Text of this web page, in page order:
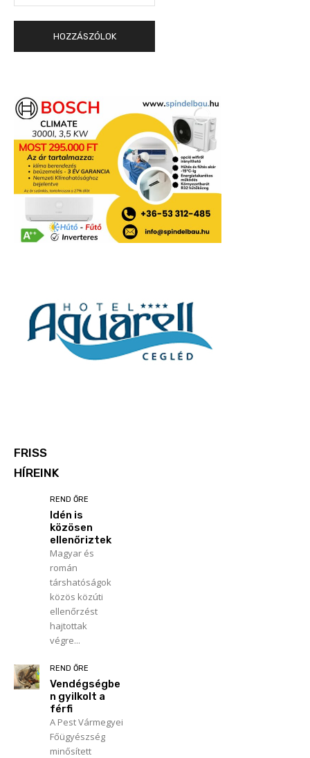
FRISS
HÍREINK
REND ŐRE
Idén is
közösen
ellenőriztek
Magyar és
román
társhatóságok
közös közúti
ellenőrzést
hajtottak
végre...
REND ŐRE
Vendégségbe
n gyilkolt a
férfi
A Pest Vármegyei
Főügyészség
minősített